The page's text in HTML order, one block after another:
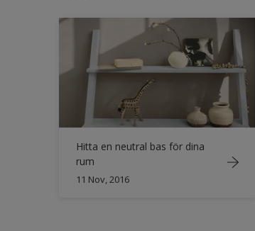
Hitta en neutral bas för dina
rum
11 Nov, 2016